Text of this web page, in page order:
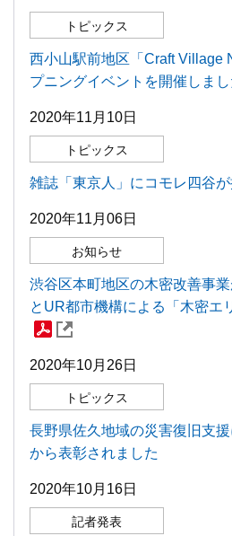
トピックス
西小山駅前地区「Craft Village
プニングイベントを開催しまし
2020年11月10日
トピックス
雑誌「東京人」にコモレ四谷
2020年11月06日
お知らせ
渋谷区本町地区の木密改善事
とUR都市機構による「木密エ
2020年10月26日
トピックス
長野県佐久地域の災害復旧支
から表彰されました
2020年10月16日
記者発表